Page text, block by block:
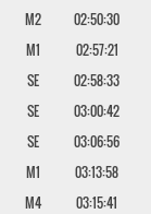
M2
02:50:30
M1
02:57:21
SE
02:58:33
SE
03:00:42
SE
03:06:56
M1
03:13:58
M4
03:15:41